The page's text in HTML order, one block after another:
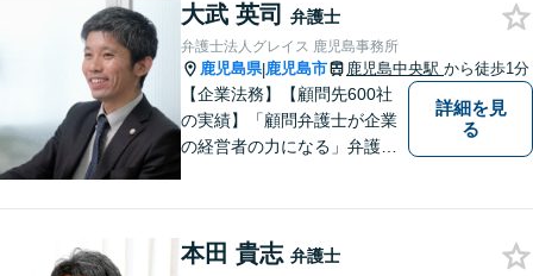
て、確かな経験にもとづき、
幅広い分野の法的トラブルへ
の対応が可能です。
大武 英司 弁護士
弁護士法人グレイス 鹿児島事務所
鹿児島県|鹿児島市 鹿児島中央駅 から徒歩1分
【企業法務】【顧問先600社
の実績】「顧問弁護士が企業
の経営者の力になる」弁護士
詳細を見
る
本田 貴志 弁護士